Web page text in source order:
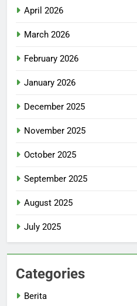
April 2026
March 2026
February 2026
January 2026
December 2025
November 2025
October 2025
September 2025
August 2025
July 2025
Categories
Berita